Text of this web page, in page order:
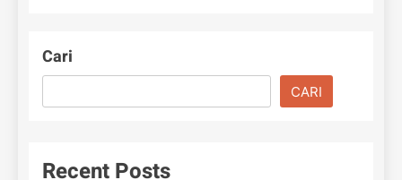
Cari
CARI
Recent Posts